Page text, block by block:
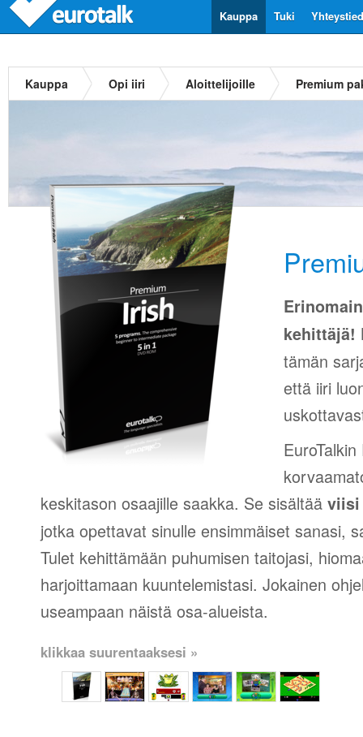
Tuki
Kauppa
Kauppa Opi iiri Aloittelijoille Premium
kehittäjä!
tämän
että iiri
keskitason osaajille saakka. Se sisältää viisi
jotka opettavat sinulle ensimmäiset sanasi,
Tulet kehittämään puhumisen taitojasi,
harjoittamaan kuuntelemistasi. Jokainen
useampaan näistä osa-alueista.
klikkaa suurentaaksesi »